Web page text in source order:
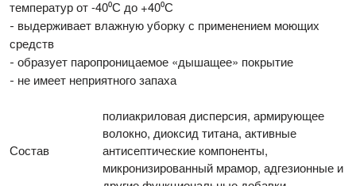
температур от -40⁰С до +40⁰С
- выдерживает влажную уборку с применением моющих
средств
- образует паропроницаемое «дышащее» покрытие
- не имеет неприятного запаха
Состав
полиакриловая дисперсия, армирующее
волокно, диоксид титана, активные
антисептические компоненты,
микронизированный мрамор, адгезионные и